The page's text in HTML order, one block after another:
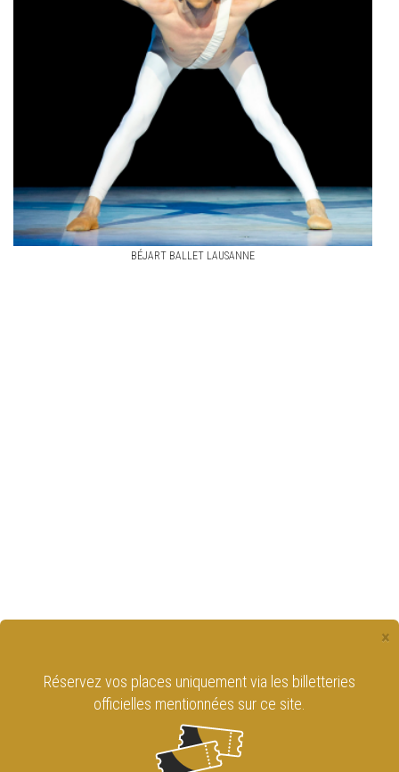
BÉJART BALLET LAUSANNE
×
Réservez vos places uniquement via les billetteries
officielles mentionnées sur ce site.